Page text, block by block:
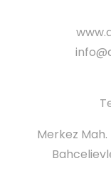
Merkez Mah.